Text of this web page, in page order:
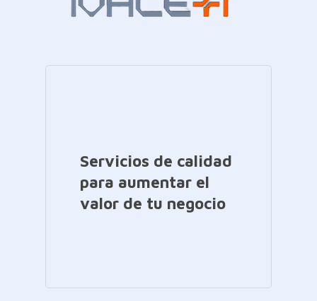
Servicios de calidad
para aumentar el
valor de tu negocio